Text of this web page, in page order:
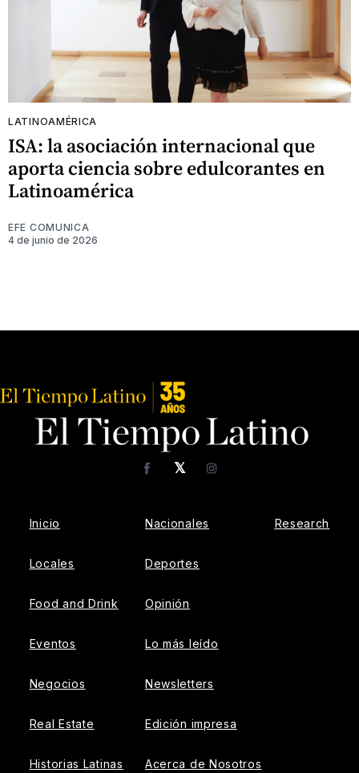
LATINOAMÉRICA
ISA: la asociación internacional que
aporta ciencia sobre edulcorantes en
Latinoamérica
EFE COMUNICA
4 de junio de 2026
𝕏
FacebookInstagram
Inicio
Locales
Food and Drink
Eventos
Negocios
Real Estate
Historias Latinas
Nacionales
Deportes
Opinión
Lo más leído
Newsletters
Edición impresa
Acerca de Nosotros
Research